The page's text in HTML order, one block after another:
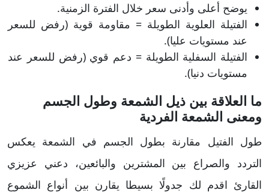
يوضح أعلى وأدنى سعر خلال الفترة الزمنية.
الفتيلة العلوية الطويلة = مقاومة قوية (رفض للسعر
عند مستويات عليا).
الفتيلة السفلية الطويلة = دعم قوي (رفض للسعر عند
مستويات دنيا).
ما العلاقة بين ذيل الشمعة وطول الجسم
ومعنى الشمعة الفردية
طول الفتيل مقارنة بطول الجسم في الشمعة يعكس
التردد والصراع بين المشترين والبائعين، دعني عزيزي
القارئ اقدم لك جدولًا بسيطا يقارن بين أنواع الشموع